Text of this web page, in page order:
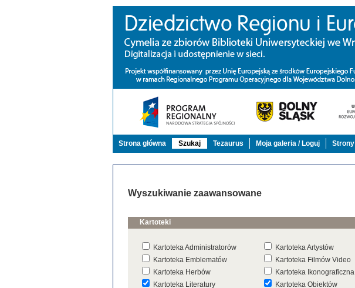
Strona główna Szukaj Tezaurus Moja galeria / Loguj Strony
Wyszukiwanie zaawansowane
Kartoteki
Kartoteka Administratorów Kartoteka Artystów
Kartoteka Emblematów
Kartoteka Filmów Video
Kartoteka Herbów
Kartoteka Ikonograficzna
Kartoteka Literatury
Kartoteka Obiektów